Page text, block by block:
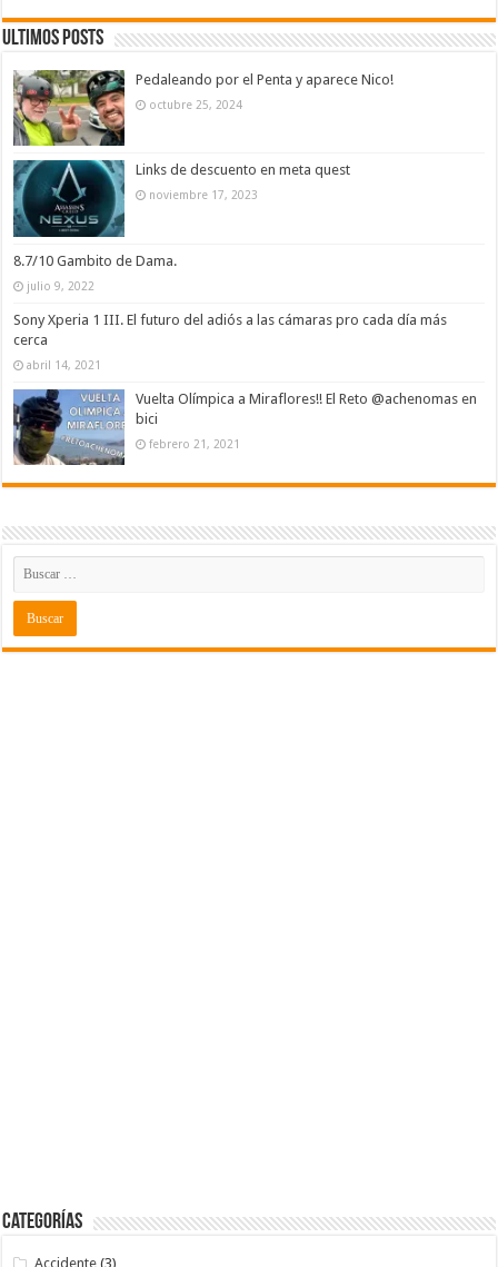
Ultimos Posts
Pedaleando por el Penta y aparece Nico!
octubre 25, 2024
Links de descuento en meta quest
noviembre 17, 2023
8.7/10 Gambito de Dama.
julio 9, 2022
Sony Xperia 1 III. El futuro del adiós a las cámaras pro cada día más
cerca
abril 14, 2021
Vuelta Olímpica a Miraflores!! El Reto @achenomas en
bici
febrero 21, 2021
Categorías
Accidente (3)